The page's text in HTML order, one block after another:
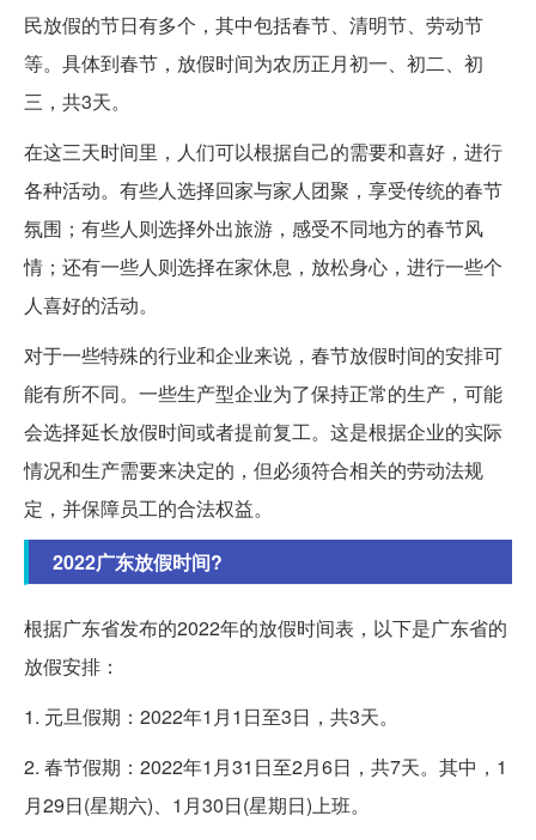
民放假的节日有多个，其中包括春节、清明节、劳动节
等。具体到春节，放假时间为农历正月初一、初二、初
三，共3天。
在这三天时间里，人们可以根据自己的需要和喜好，进行
各种活动。有些人选择回家与家人团聚，享受传统的春节
氛围；有些人则选择外出旅游，感受不同地方的春节风
情；还有一些人则选择在家休息，放松身心，进行一些个
人喜好的活动。
对于一些特殊的行业和企业来说，春节放假时间的安排可
能有所不同。一些生产型企业为了保持正常的生产，可能
会选择延长放假时间或者提前复工。这是根据企业的实际
情况和生产需要来决定的，但必须符合相关的劳动法规
定，并保障员工的合法权益。
2022广东放假时间?
根据广东省发布的2022年的放假时间表，以下是广东省的
放假安排：
1. 元旦假期：2022年1月1日至3日，共3天。
2. 春节假期：2022年1月31日至2月6日，共7天。其中，1
月29日(星期六)、1月30日(星期日)上班。